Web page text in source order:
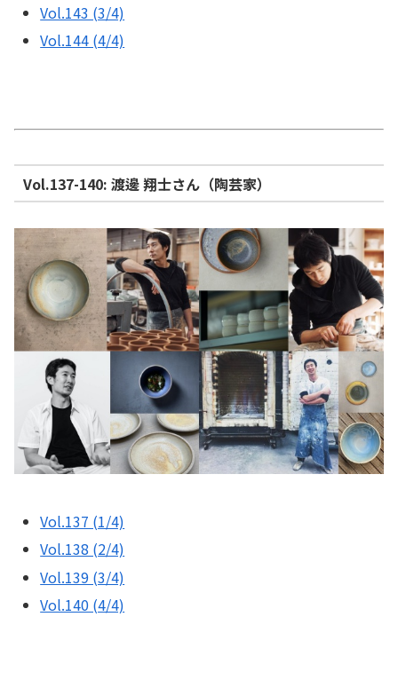
Vol.143 (3/4)
Vol.144 (4/4)
Vol.137-140: 渡邊 翔士さん（陶芸家）
Vol.137 (1/4)
Vol.138 (2/4)
Vol.139 (3/4)
Vol.140 (4/4)